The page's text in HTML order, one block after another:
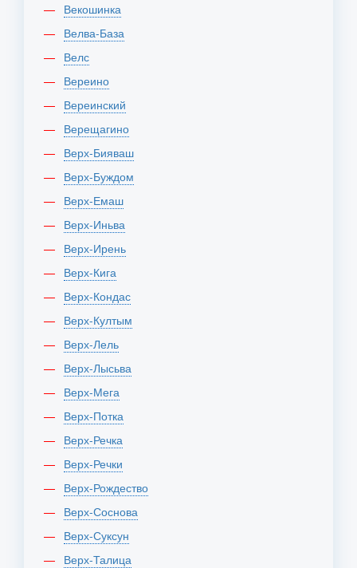
Векошинка
Велва-База
Велс
Вереино
Вереинский
Верещагино
Верх-Бияваш
Верх-Буждом
Верх-Емаш
Верх-Иньва
Верх-Ирень
Верх-Кига
Верх-Кондас
Верх-Култым
Верх-Лель
Верх-Лысьва
Верх-Мега
Верх-Потка
Верх-Речка
Верх-Речки
Верх-Рождество
Верх-Соснова
Верх-Суксун
Верх-Талица